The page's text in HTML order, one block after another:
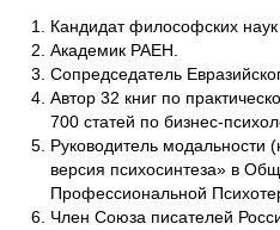
Кандидат философских
Академик РАЕН.
Сопредседатель
Автор 32 книг по
700 статей по бизнес-
Руководитель модальности
версия психосинтеза» в
Профессиональной
Член Союза писателей